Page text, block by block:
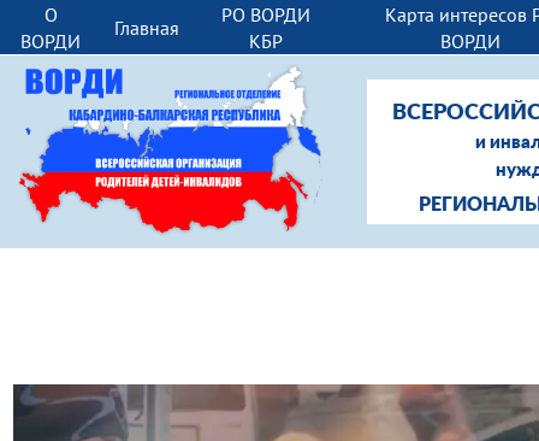
О
ВОРДИ
Главная
РО ВОРДИ
КБР
Карта интересов
ВОРДИ
и